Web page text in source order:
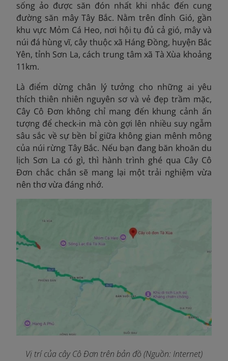
sống ảo được săn đón nhất khi nhắc đến cung
đường săn mây Tây Bắc. Nằm trên đỉnh Gió, gần
khu vực Mỏm Cá Heo, nơi hội tụ đủ cả gió, mây và
núi đá hùng vĩ, cây thuộc xã Háng Đồng, huyện Bắc
Yên, tỉnh Sơn La, cách trung tâm xã Tà Xùa khoảng
11km.
Là điểm dừng chân lý tưởng cho những ai yêu
thích thiên nhiên nguyên sơ và vẻ đẹp trầm mặc,
Cây Cô Đơn không chỉ mang đến khung cảnh ấn
tượng để check-in mà còn gợi lên nhiều suy ngẫm
sâu sắc về sự bền bỉ giữa không gian mênh mông
của núi rừng Tây Bắc. Nếu bạn đang băn khoăn du
lịch Sơn La có gì, thì hành trình ghé qua Cây Cô
Đơn chắc chắn sẽ mang lại một trải nghiệm vừa
nên thơ vừa đáng nhớ.
Vị trí của cây Cô Đơn trên bản đồ (Nguồn: Internet)